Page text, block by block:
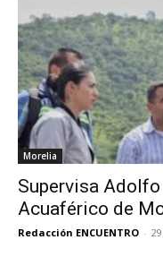
Morelia
Supervisa Adolfo
Acuaférico de
Redacción ENCUENTRO -